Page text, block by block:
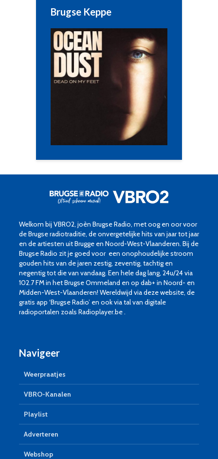
Brugse Keppe
Welkom bij VBRO2, joèn Brugse Radio, met oog en oor voor
de Brugse radiotraditie, de onvergetelijke hits van jaar tot jaar
en de artiesten uit Brugge en Noord-West-Vlaanderen. Bij de
Brugse Radio zit je goed voor een onophoudelijke stroom
gouden hits van de jaren zestig, zeventig, tachtig en
negentig tot die van vandaag. Een hele dag lang, 24u/24 via
102.7 FM in het Brugse Ommeland en op dab+ in Noord- en
Midden-West-Vlaanderen! Wereldwijd via deze website, de
gratis app ‘Brugse Radio’ en ook via tal van digitale
radioportalen zoals Radioplayer.be .
Navigeer
Weerpraatjes
VBRO-Kanalen
Playlist
Adverteren
Webshop